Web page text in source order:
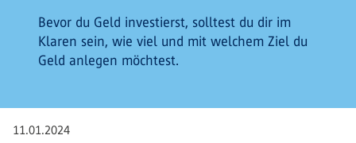
Bevor du Geld investierst, solltest du dir im
Klaren sein, wie viel und mit welchem Ziel du
Geld anlegen möchtest.
11.01.2024